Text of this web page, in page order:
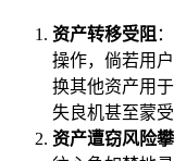
资产转移受阻
操作，倘若用
换其他资产用
失良机甚至蒙受
资产遭窃风险